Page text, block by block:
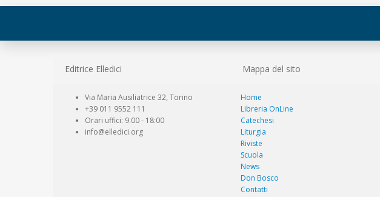
Editrice Elledici Mappa del sito
Via Maria Ausiliatrice 32, Torino
+39 011 9552 111
Orari uffici: 9.00 - 18:00
info@elledici.org
Home
Libreria OnLine
Catechesi
Liturgia
Riviste
Scuola
News
Don Bosco
Contatti